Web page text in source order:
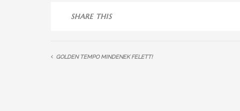
SHARE THIS
GOLDEN TEMPO MINDENEK FELETT!